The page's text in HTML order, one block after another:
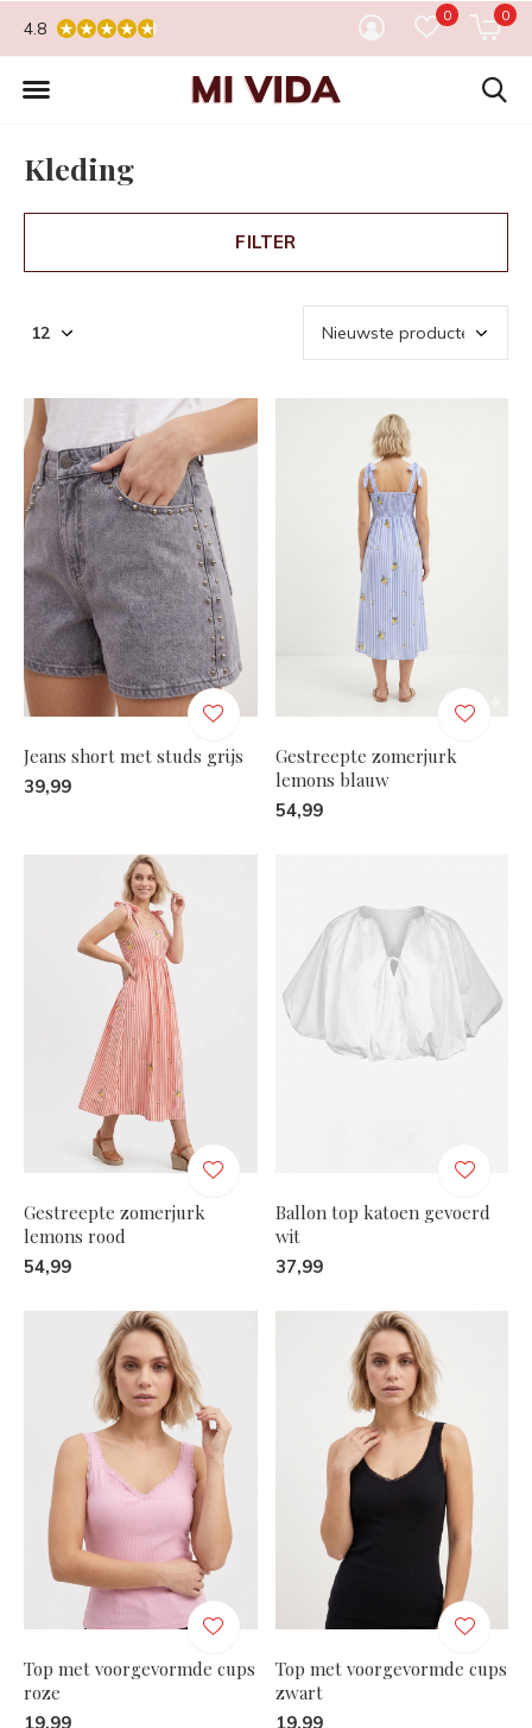
0 0
4.8
Kleding
FILTER
Jeans short met studs grijs
39,99
Gestreepte zomerjurk
lemons blauw
54,99
Gestreepte zomerjurk
lemons rood
54,99
Ballon top katoen gevoerd
wit
37,99
Top met voorgevormde cups
roze
19,99
Top met voorgevormde cups
zwart
19,99